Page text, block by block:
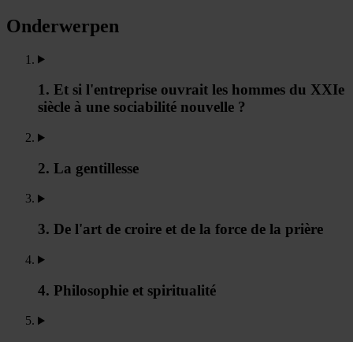
Onderwerpen
1. Et si l'entreprise ouvrait les hommes du XXIe
siècle à une sociabilité nouvelle ?
2. La gentillesse
3. De l'art de croire et de la force de la prière
4. Philosophie et spiritualité